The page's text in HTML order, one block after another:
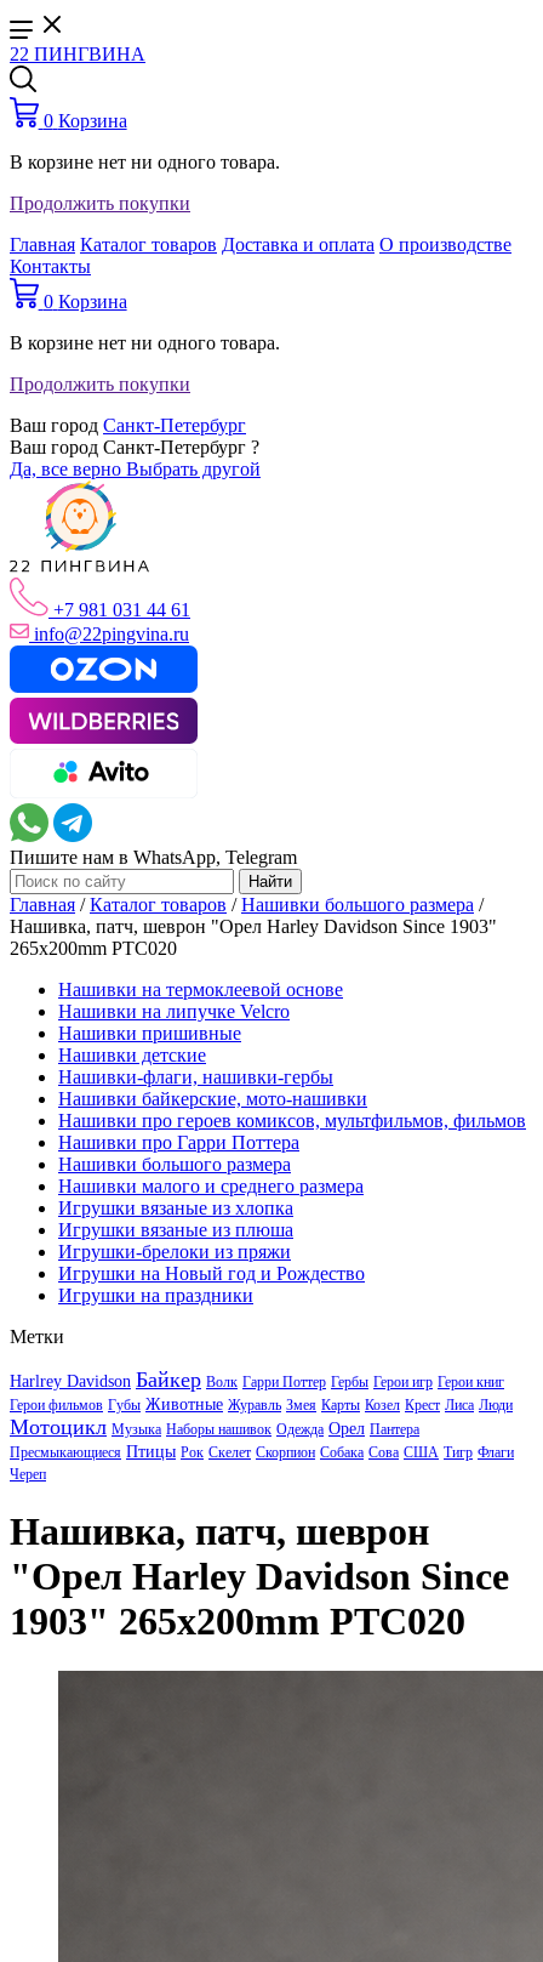
22 ПИНГВИНА
0 Корзина
В корзине нет ни одного товара.
Продолжить покупки
Главная Каталог товаров Доставка и оплата О производстве
Контакты
0 Корзина
В корзине нет ни одного товара.
Продолжить покупки
Ваш город Санкт-Петербург
Ваш город Санкт-Петербург ?
Да, все верно Выбрать другой
+7 981 031 44 61
info@22pingvina.ru
Пишите нам в WhatsApp, Telegram
Главная /Каталог товаров /Нашивки большого размера /
Нашивка, патч, шеврон "Орел Harley Davidson Since 1903"
265x200mm PTC020
Нашивки на термоклеевой основе
Нашивки на липучке Velcro
Нашивки пришивные
Нашивки детские
Нашивки-флаги, нашивки-гербы
Нашивки байкерские, мото-нашивки
Нашивки про героев комиксов, мультфильмов, фильмов
Нашивки про Гарри Поттера
Нашивки большого размера
Нашивки малого и среднего размера
Игрушки вязаные из хлопка
Игрушки вязаные из плюша
Игрушки-брелоки из пряжи
Игрушки на Новый год и Рождество
Игрушки на праздники
Метки
Harlrey Davidson Байкер Волк Гарри Поттер Гербы Герои игр Герои книг
Герои фильмов Губы Животные Журавль Змея Карты Козел Крест Лиса Люди
Мотоцикл Музыка Наборы нашивок Одежда Орел Пантера
Пресмыкающиеся Птицы Рок Скелет Скорпион Собака Сова США Тигр Флаги
Череп
Нашивка, патч, шеврон
"Орел Harley Davidson Since
1903" 265x200mm PTC020